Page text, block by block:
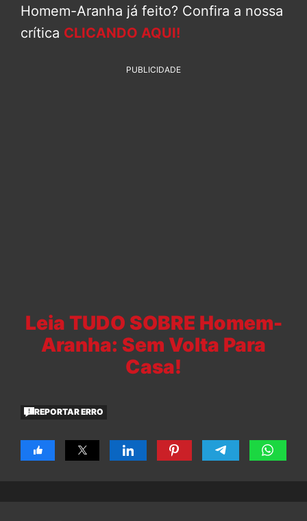
Homem-Aranha já feito? Confira a nossa
crítica CLICANDO AQUI!
PUBLICIDADE
Leia TUDO SOBRE Homem-
Aranha: Sem Volta Para
Casa!
REPORTAR ERRO